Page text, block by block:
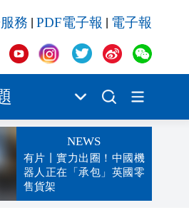
務 PDF電子報 電子報
NEWS
有片丨實力出圈！中國機
器人正在「承包」英國零
售貨架